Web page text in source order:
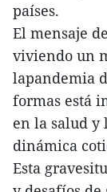
países.
El mensaje
viviendo un
lapandemia
formas está
en la salud y
dinámica
Esta